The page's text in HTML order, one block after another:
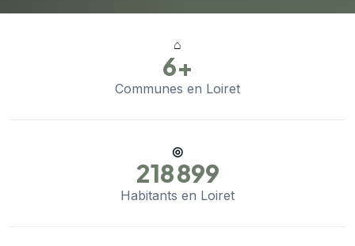
⌂
6+
Communes en Loiret
◎
218 899
Habitants en Loiret